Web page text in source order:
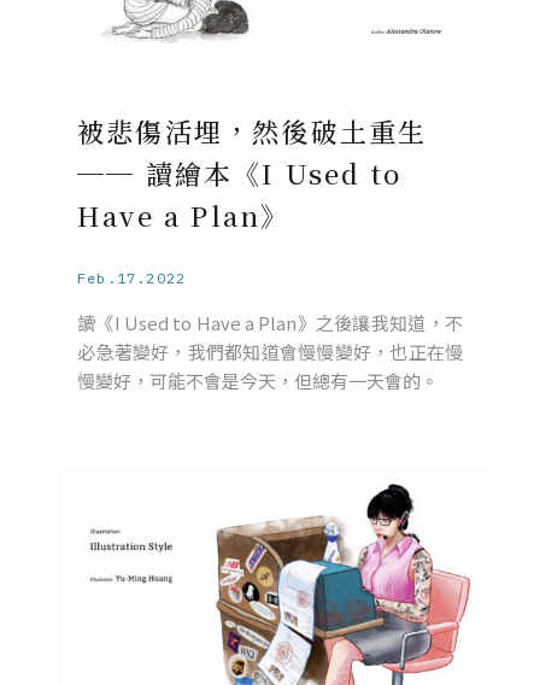
被悲傷活埋，然後破土重生
── 讀繪本《I Used to
Have a Plan》
Feb.17.2022
讀《I Used to Have a Plan》之後讓我知道，不
必急著變好，我們都知道會慢慢變好，也正在慢
慢變好，可能不會是今天，但總有一天會的。